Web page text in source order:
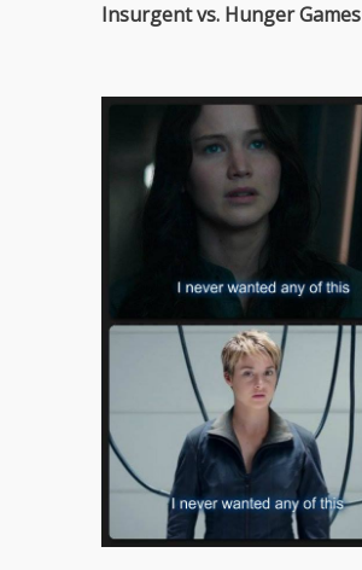
Insurgent vs. Hunger Games